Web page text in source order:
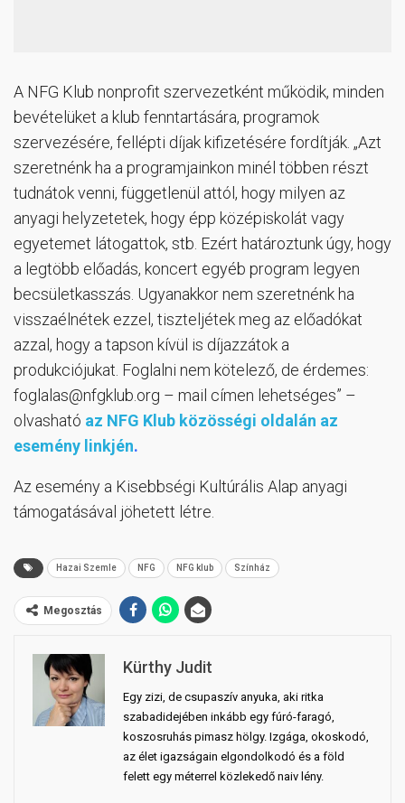
A NFG Klub nonprofit szervezetként működik, minden
bevételüket a klub fenntartására, programok
szervezésére, fellépti díjak kifizetésére fordítják. „Azt
szeretnénk ha a programjainkon minél többen részt
tudnátok venni, függetlenül attól, hogy milyen az
anyagi helyzetetek, hogy épp középiskolát vagy
egyetemet látogattok, stb. Ezért határoztunk úgy, hogy
a legtöbb előadás, koncert egyéb program legyen
becsületkasszás. Ugyanakkor nem szeretnénk ha
visszaélnétek ezzel, tiszteljétek meg az előadókat
azzal, hogy a tapson kívül is díjazzátok a
produkciójukat. Foglalni nem kötelező, de érdemes:
foglalas@nfgklub.org – mail címen lehetséges” –
olvasható az NFG Klub közösségi oldalán az
esemény linkjén.
Az esemény a Kisebbségi Kultúrális Alap anyagi
támogatásával jöhetett létre.
Hazai Szemle NFG NFG klub Színház
Megosztás
Kürthy Judit
Egy zizi, de csupaszív anyuka, aki ritka
szabadidejében inkább egy fúró-faragó,
koszosruhás pimasz hölgy. Izgága, okoskodó,
az élet igazságain elgondolkodó és a föld
felett egy méterrel közlekedő naiv lény.